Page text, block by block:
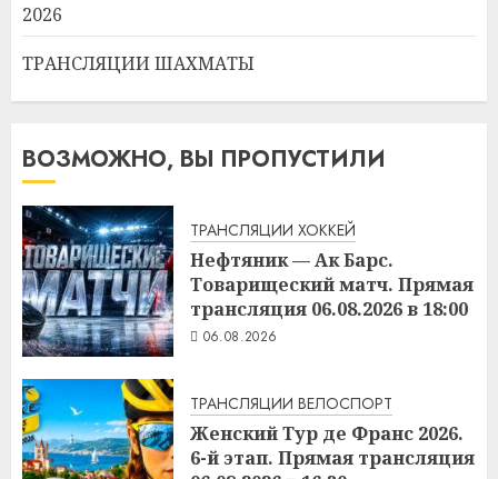
2026
ТРАНСЛЯЦИИ ШАХМАТЫ
ВОЗМОЖНО, ВЫ ПРОПУСТИЛИ
ТРАНСЛЯЦИИ ХОККЕЙ
Нефтяник — Ак Барс.
Товарищеский матч. Прямая
трансляция 06.08.2026 в 18:00
06.08.2026
ТРАНСЛЯЦИИ ВЕЛОСПОРТ
Женский Тур де Франс 2026.
6-й этап. Прямая трансляция